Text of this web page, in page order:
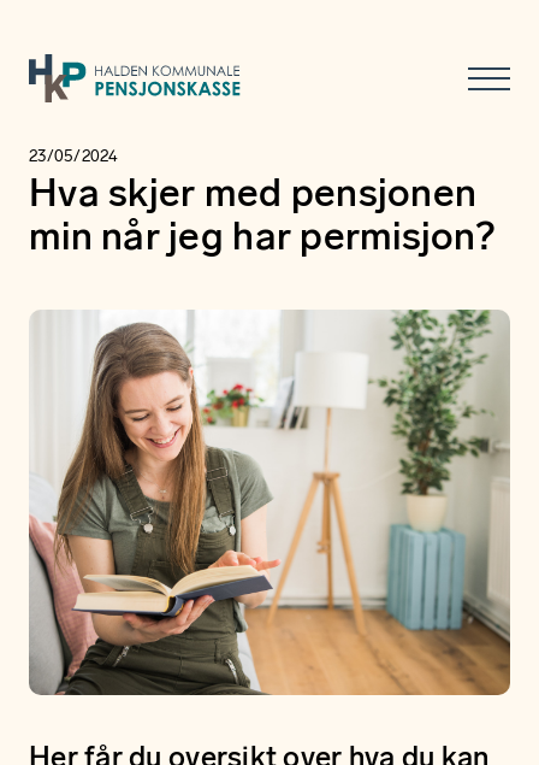
23/05/2024
Hva skjer med pensjonen
min når jeg har permisjon?